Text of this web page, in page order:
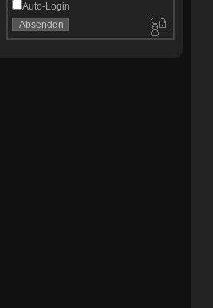
Auto-Login